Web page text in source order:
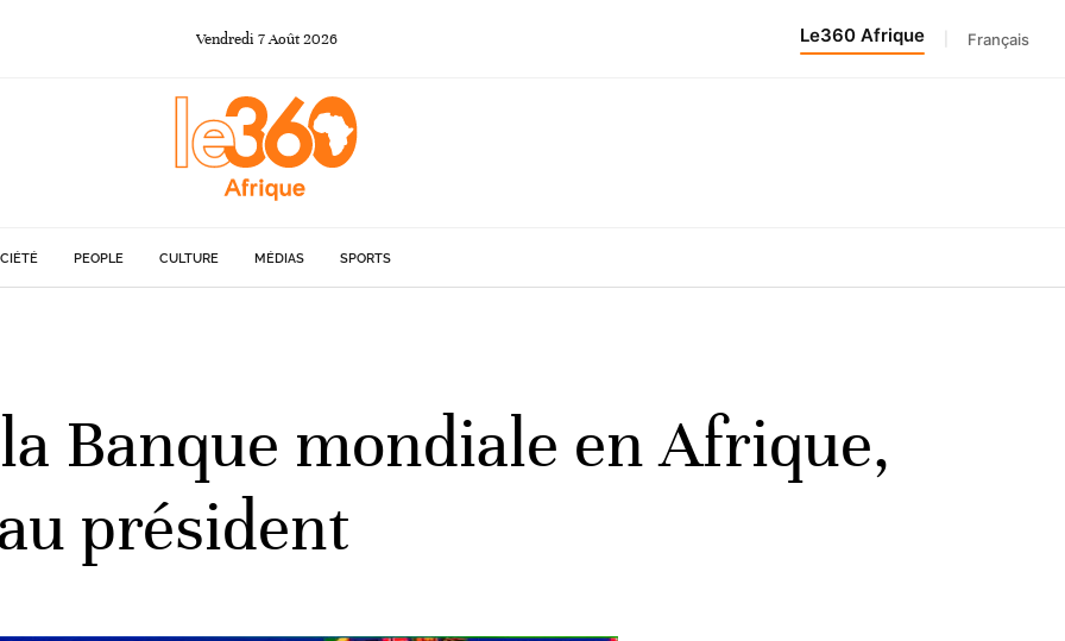
Vendredi 7Août 2026 Le360 Afrique Français
PEOPLE CULTURE MÉDIAS SPORTS
Banque mondiale en Afrique,
président